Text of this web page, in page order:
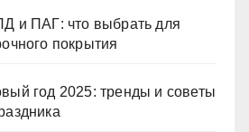
и ПАГ: что выбрать для
покрытия
год 2025: тренды и советы